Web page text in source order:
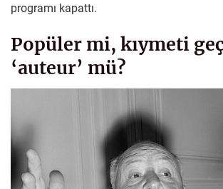
programı kapattı.
Popüler mi, kıymeti
‘auteur’ mü?